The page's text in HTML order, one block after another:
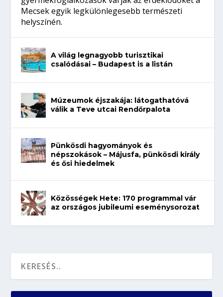
Mecsek egyik legkülönlegesebb természeti
helyszínén.
A világ legnagyobb turisztikai
csalódásai – Budapest is a listán
Múzeumok éjszakája: látogathatóvá
válik a Teve utcai Rendőrpalota
Pünkösdi hagyományok és
népszokások – Májusfa, pünkösdi király
és ősi hiedelmek
Közösségek Hete: 170 programmal vár
az országos jubileumi eseménysorozat